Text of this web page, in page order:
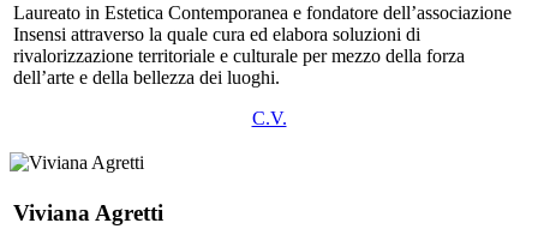
Laureato in Estetica Contemporanea e fondatore dell’associazione
Insensi attraverso la quale cura ed elabora soluzioni di
rivalorizzazione territoriale e culturale per mezzo della forza
dell’arte e della bellezza dei luoghi.
C.V.
Viviana Agretti